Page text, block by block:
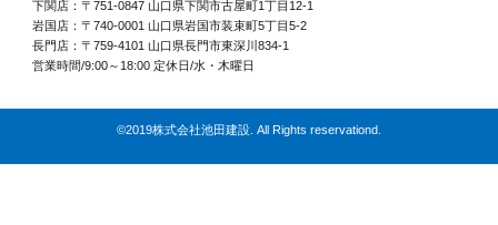
下関店：〒751-0847 山口県下関市古屋町1丁目12-1
岩国店：〒740-0001 山口県岩国市装束町5丁目5-2
長門店：〒759-4101 山口県長門市東深川834-1
営業時間/9:00～18:00 定休日/水・木曜日
©2019株式会社池田建設. All Rights reservationd.